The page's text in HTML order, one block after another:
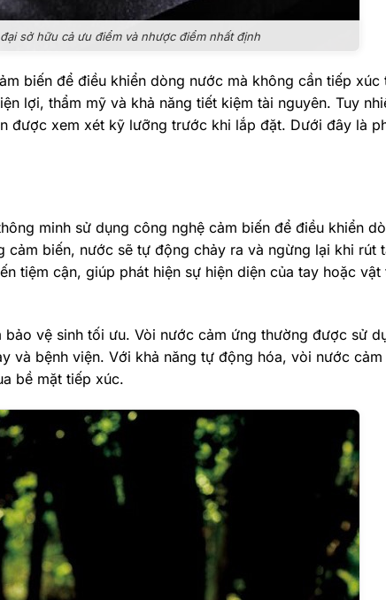
sở hữu cả ưu điểm và nhược điểm nhất định
biến để điều khiển dòng nước mà không cần tiếp
lợi, thẩm mỹ và khả năng tiết kiệm tài nguyên. Tuy
được xem xét kỹ lưỡng trước khi lắp đặt. Dưới đây là
minh sử dụng công nghệ cảm biến để điều khiển
biến, nước sẽ tự động chảy ra và ngừng lại khi rút
tiệm cận, giúp phát hiện sự hiện diện của tay hoặc vật
vệ sinh tối ưu. Vòi nước cảm ứng thường được sử
và bệnh viện. Với khả năng tự động hóa, vòi nước
bề mặt tiếp xúc.